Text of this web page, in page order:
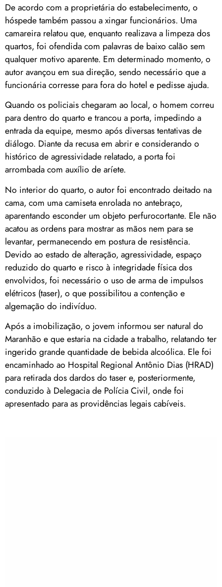
De acordo com a proprietária do estabelecimento, o
hóspede também passou a xingar funcionários. Uma
camareira relatou que, enquanto realizava a limpeza dos
quartos, foi ofendida com palavras de baixo calão sem
qualquer motivo aparente. Em determinado momento, o
autor avançou em sua direção, sendo necessário que a
funcionária corresse para fora do hotel e pedisse ajuda.
Quando os policiais chegaram ao local, o homem correu
para dentro do quarto e trancou a porta, impedindo a
entrada da equipe, mesmo após diversas tentativas de
diálogo. Diante da recusa em abrir e considerando o
histórico de agressividade relatado, a porta foi
arrombada com auxílio de aríete.
No interior do quarto, o autor foi encontrado deitado na
cama, com uma camiseta enrolada no antebraço,
aparentando esconder um objeto perfurocortante. Ele não
acatou as ordens para mostrar as mãos nem para se
levantar, permanecendo em postura de resistência.
Devido ao estado de alteração, agressividade, espaço
reduzido do quarto e risco à integridade física dos
envolvidos, foi necessário o uso de arma de impulsos
elétricos (taser), o que possibilitou a contenção e
algemação do indivíduo.
Após a imobilização, o jovem informou ser natural do
Maranhão e que estaria na cidade a trabalho, relatando ter
ingerido grande quantidade de bebida alcoólica. Ele foi
encaminhado ao Hospital Regional Antônio Dias (HRAD)
para retirada dos dardos do taser e, posteriormente,
conduzido à Delegacia de Polícia Civil, onde foi
apresentado para as providências legais cabíveis.